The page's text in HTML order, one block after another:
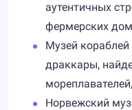
аутентичных
фермерских
Музей
драккары,
Норвежский